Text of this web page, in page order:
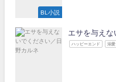
BL小説
エサを与えな
ハッピーエンド 溺愛